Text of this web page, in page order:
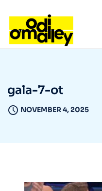
gala-7-ot
NOVEMBER 4, 2025